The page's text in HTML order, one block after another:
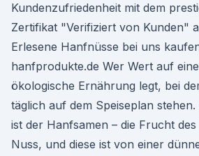
Kundenzufriedenheit mit dem
Zertifikat "Verifiziert von Kunden"
Erlesene Hanfnüsse bei uns
hanfprodukte.de Wer Wert auf
ökologische Ernährung legt, bei
täglich auf dem Speiseplan
ist der Hanfsamen – die Frucht
Nuss, und diese ist von einer